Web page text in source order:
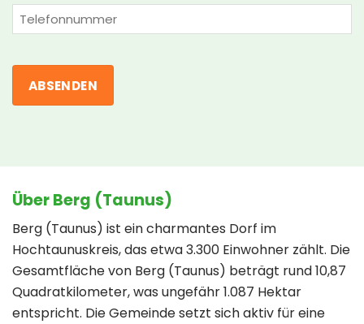
Phone
Über Berg (Taunus)
Berg (Taunus) ist ein charmantes Dorf im
Hochtaunuskreis, das etwa 3.300 Einwohner zählt. Die
Gesamtfläche von Berg (Taunus) beträgt rund 10,87
Quadratkilometer, was ungefähr 1.087 Hektar
entspricht. Die Gemeinde setzt sich aktiv für eine